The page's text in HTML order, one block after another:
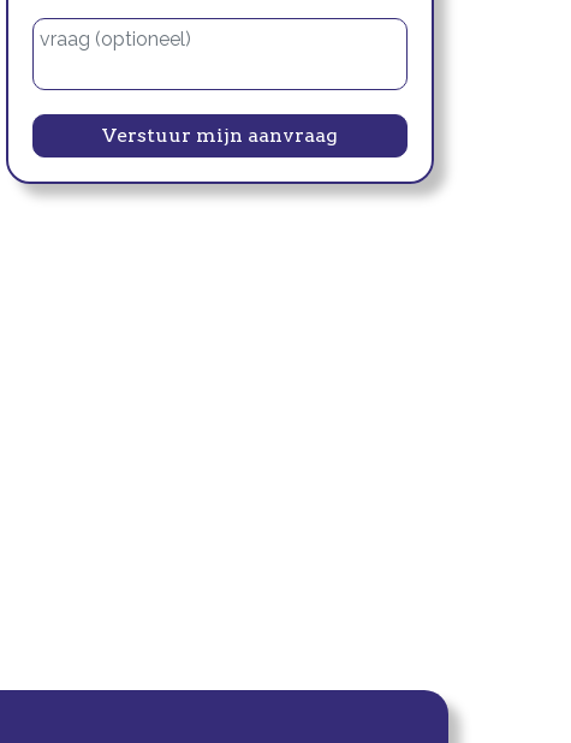
Vraag of opmerking
Verstuur mijn aanvraag